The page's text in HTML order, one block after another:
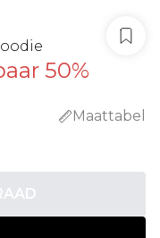
50%
Maattabel